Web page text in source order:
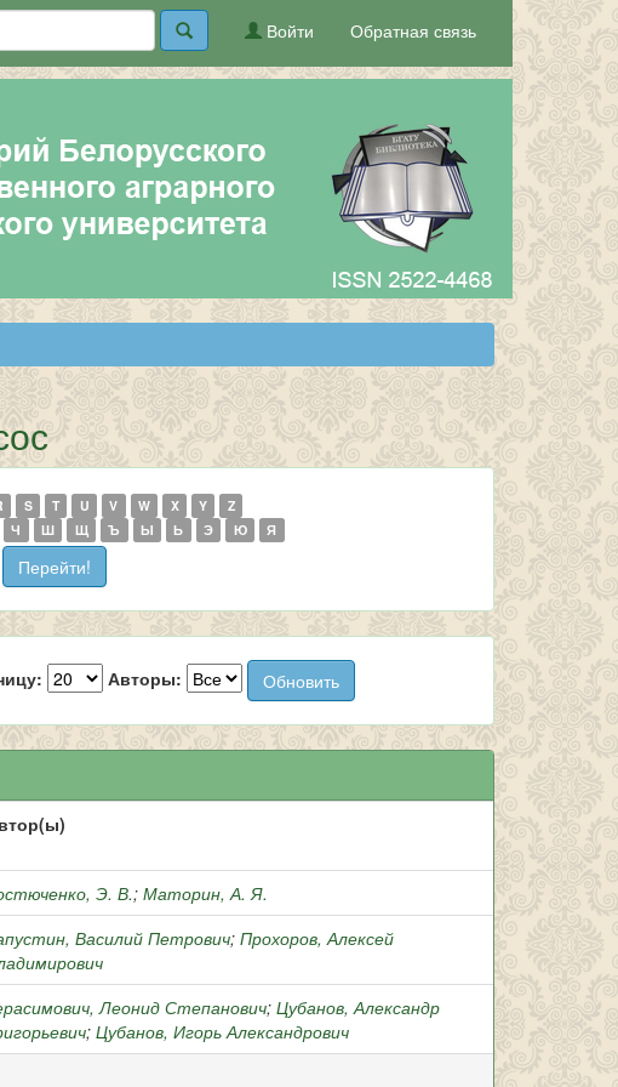
Обратная связь
Войти
S T U V W X Y
Z
Ч Ш Щ Ъ Ы Ь Э Ю Я
Авторы:
Э. В.; Маторин, А. Я.
Василий Петрович; Прохоров, Алексей
Леонид Степанович; Цубанов, Александр
; Цубанов, Игорь Александрович